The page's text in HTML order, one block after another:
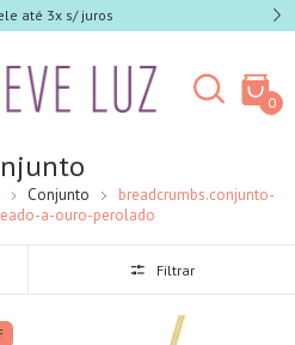
off no PIX
0
Conjunto
breadcrumbs.conjunto-
a-ouro-perolado
Filtrar